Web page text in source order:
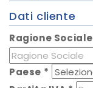
Dati cliente
Ragione Sociale
Paese *